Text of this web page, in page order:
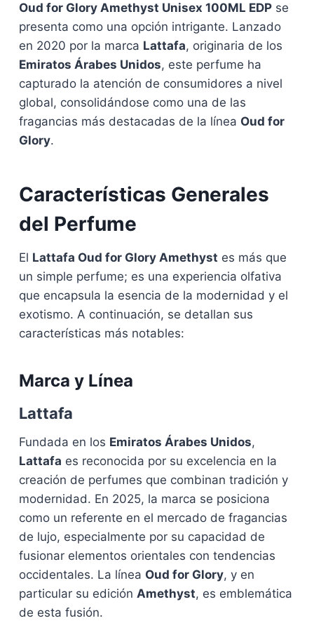
Oud for Glory Amethyst Unisex 100ML EDP se
presenta como una opción intrigante. Lanzado
en 2020 por la marca Lattafa, originaria de los
Emiratos Árabes Unidos, este perfume ha
capturado la atención de consumidores a nivel
global, consolidándose como una de las
fragancias más destacadas de la línea Oud for
Glory.
Características Generales
del Perfume
El Lattafa Oud for Glory Amethyst es más que
un simple perfume; es una experiencia olfativa
que encapsula la esencia de la modernidad y el
exotismo. A continuación, se detallan sus
características más notables:
Marca y Línea
Lattafa
Fundada en los Emiratos Árabes Unidos,
Lattafa es reconocida por su excelencia en la
creación de perfumes que combinan tradición y
modernidad. En 2025, la marca se posiciona
como un referente en el mercado de fragancias
de lujo, especialmente por su capacidad de
fusionar elementos orientales con tendencias
occidentales. La línea Oud for Glory, y en
particular su edición Amethyst, es emblemática
de esta fusión.